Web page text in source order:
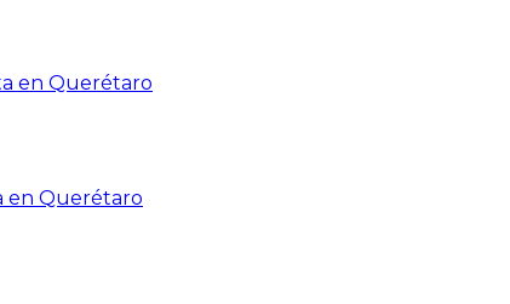
en Querétaro
en Querétaro